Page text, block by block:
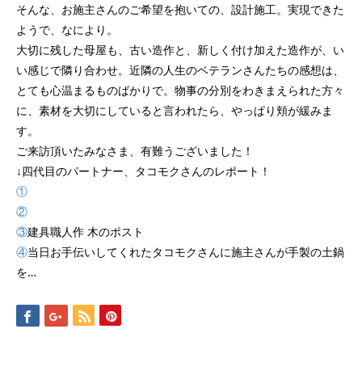
そんな、お施主さんのご希望を抱いての、設計施工。実現できた
ようで、なにより。
大切に残した母屋も、古い造作と、新しく付け加えた造作が、い
い感じで隣り合わせ。近隣の人生のベテランさんたちの感想は、
とても心温まるものばかりで。物事の分別をわきまえられた方々
に、素材を大切にしていると言われたら、やっぱり頬が緩みま
す。
ご来訪頂いたみなさま、有難うございました！
↓四代目のパートナー、タコモクさんのレポート！
①
②
③建具職人作 木のポスト
④当日お手伝いしてくれたタコモクさんに施主さんが手製の土鍋
を…